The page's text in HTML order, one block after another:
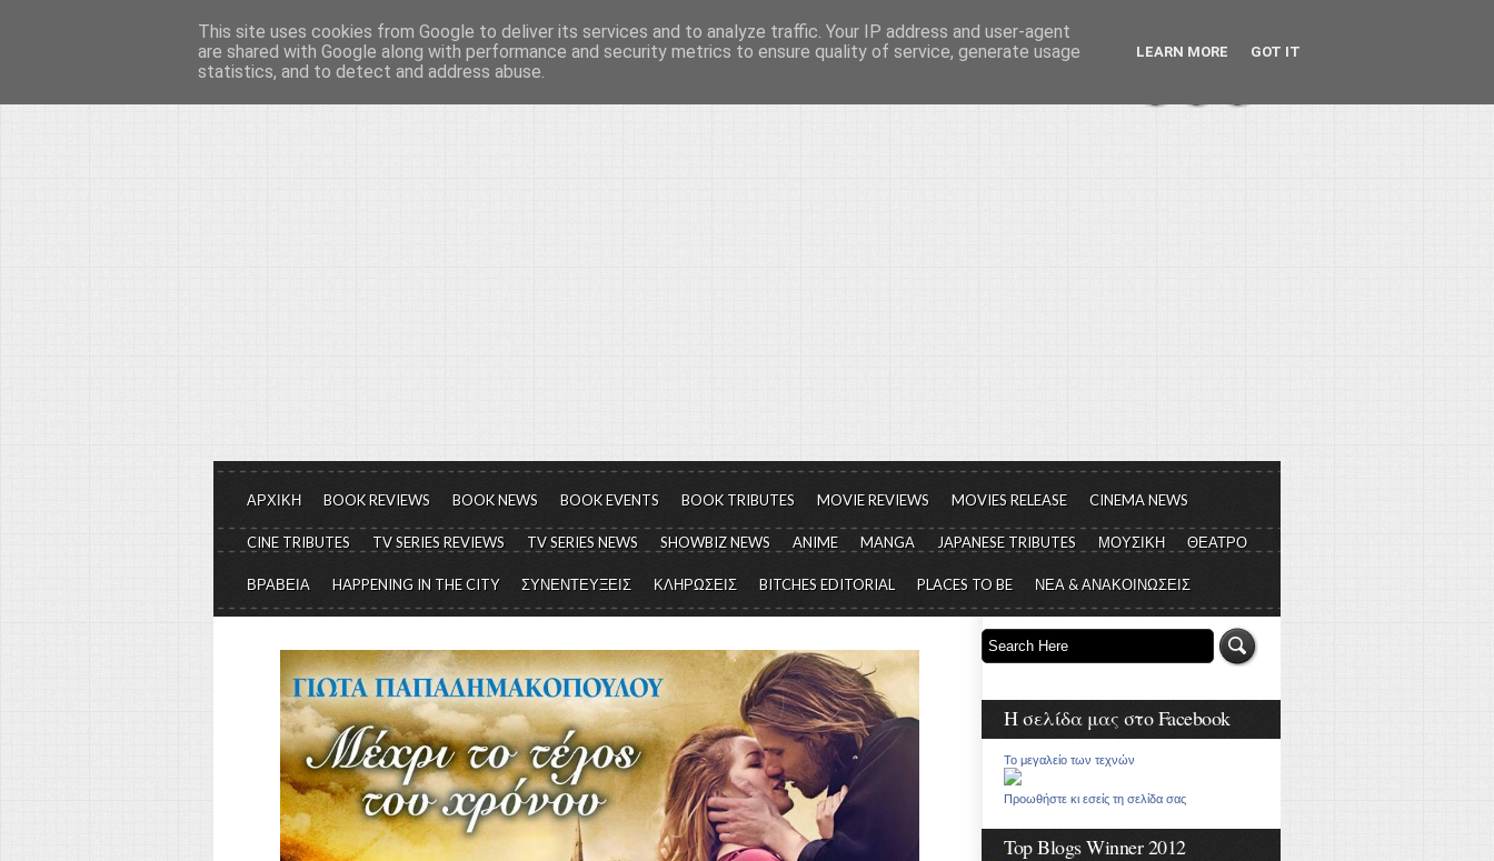
Το μεγαλείο των Τεχνών...
Είμαστε πάντα εδώ για να μιλάμε για τον πολιτισμό, σε κάθε του μορφή και έκταση...
ΑΡΧΙΚΗ BOOK REVIEWS BOOK NEWS BOOK EVENTS BOOK TRIBUTES MOVIE REVIEWS MOVIES RELEASE CINEMA NEWS
CINE TRIBUTES TV SERIES REVIEWS TV SERIES NEWS SHOWBIZ NEWS ANIME MANGA JAPANESE TRIBUTES ΜΟΥΣΙΚΗ ΘΕΑΤΡΟ
ΒΡΑΒΕΙΑ HAPPENING IN THE CITY ΣΥΝΕΝΤΕΥΞΕΙΣ ΚΛΗΡΩΣΕΙΣ BITCHES EDITORIAL PLACES TO BE ΝΕΑ & ΑΝΑΚΟΙΝΩΣΕΙΣ
Η σελίδα μας στο Facebook
Το μεγαλείο των τεχνών
Προωθήστε κι εσείς τη σελίδα σας
Top Blogs Winner 2012
This site uses cookies from Google to deliver its services and to analyze traffic. Your IP address and user-agent
are shared with Google along with performance and security metrics to ensure quality of service, generate usage
statistics, and to detect and address abuse.
LEARN MORE GOT IT